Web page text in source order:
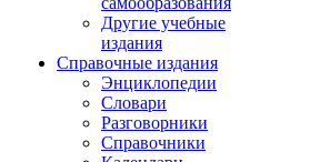
Другие учебные
издания
Справочные издания
Энциклопедии
Словари
Разговорники
Справочники